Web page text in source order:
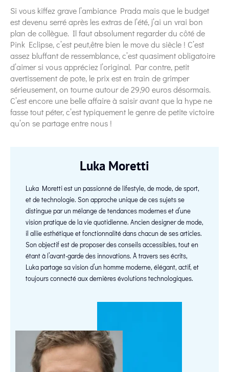
Si vous kiffez grave l’ambiance Prada mais que le budget
est devenu serré après les extras de l’été, j’ai un vrai bon
plan de collègue. Il faut absolument regarder du côté de
Pink Eclipse, c’est peut,être bien le move du siècle ! C’est
assez bluffant de ressemblance, c’est quasiment obligatoire
d’aimer si vous appréciez l’original. Par contre, petit
avertissement de pote, le prix est en train de grimper
sérieusement, on tourne autour de 29,90 euros désormais.
C’est encore une belle affaire à saisir avant que la hype ne
fasse tout péter, c’est typiquement le genre de petite victoire
qu’on se partage entre nous !
Luka Moretti
Luka Moretti est un passionné de lifestyle, de mode, de sport,
et de technologie. Son approche unique de ces sujets se
distingue par un mélange de tendances modernes et d’une
vision pratique de la vie quotidienne. Ancien designer de mode,
il allie esthétique et fonctionnalité dans chacun de ses articles.
Son objectif est de proposer des conseils accessibles, tout en
étant à l’avant-garde des innovations. À travers ses écrits,
Luka partage sa vision d’un homme moderne, élégant, actif, et
toujours connecté aux dernières évolutions technologiques.